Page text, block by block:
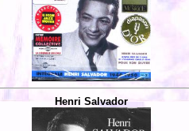
Henri Salvador